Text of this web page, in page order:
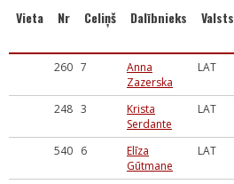
Vieta Nr Celiņš Dalībnieks Valsts
260 7
Anna
Zazerska
LAT
248 3
Krista
Serdante
LAT
540 6
Elīza
Gūtmane
LAT